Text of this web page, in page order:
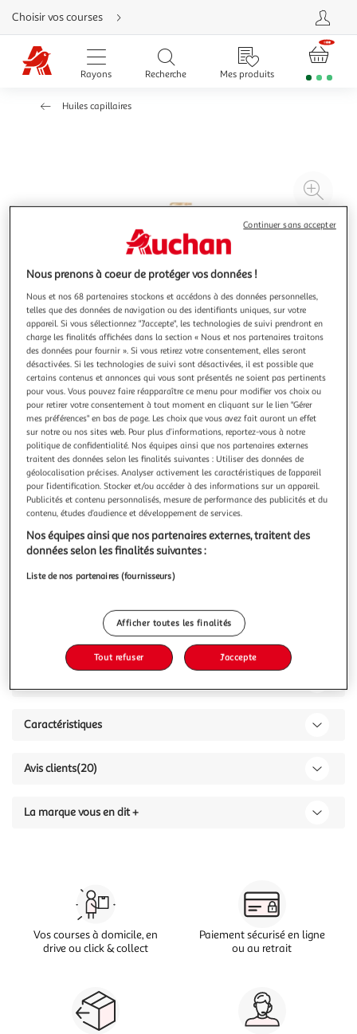
Aller
directement
au
contenu
Aller
directement
Aller
besoin
Choisir vos courses
Rayons Recherche Mes produits
Huiles capillaires
à
4.6 (20)
ELSEVE
Huile sublimatrice de matière fini satiné
Vos cheveux secs manquent d'éclat et de vitalité ? Le Soin
Sublimateur Universel Huile Extraordinaire est la solution
pour une transformation capillaire spectaculaire. Enrichi en
huiles précieuses de Marula et de Camélia, ce soin multi-
usages nourrit intensément la fibre capillaire, la laissant
En savoir +
100ml
Vous voulez connaître le prix de ce produit ?
Caractéristiques
Avis clients(20)
La marque vous en dit +
Vos courses à domicile, en
drive ou click & collect
Paiement sécurisé en ligne
ou au retrait
Nous prenons à coeur de protéger vos données !
Nous et nos 68 partenaires stockons et accédons à des données personnelles,
telles que des données de navigation ou des identifiants uniques, sur votre
appareil. Si vous sélectionnez "J'accepte", les technologies de suivi prendront en
charge les finalités affichées dans la section « Nous et nos partenaires traitons
des données pour fournir ». Si vous retirez votre consentement, elles seront
désactivées. Si les technologies de suivi sont désactivées, il est possible que
certains contenus et annonces qui vous sont présentés ne soient pas pertinents
pour vous. Vous pouvez faire réapparaître ce menu pour modifier vos choix ou
pour retirer votre consentement à tout moment en cliquant sur le lien "Gérer
mes préférences" en bas de page. Les choix que vous avez fait auront un effet
sur notre ou nos sites web. Pour plus d’informations, reportez-vous à notre
politique de confidentialité. Nos équipes ainsi que nos partenaires externes
traitent des données selon les finalités suivantes : Utiliser des données de
géolocalisation précises. Analyser activement les caractéristiques de l’appareil
pour l’identification. Stocker et/ou accéder à des informations sur un appareil.
Publicités et contenu personnalisés, mesure de performance des publicités et du
contenu, études d’audience et développement de services.
Nos équipes ainsi que nos partenaires externes, traitent des
données selon les finalités suivantes :
Liste de nos partenaires (fournisseurs)
Afficher toutes les finalités
Tout refuser J'accepte
Continuer sans accepter